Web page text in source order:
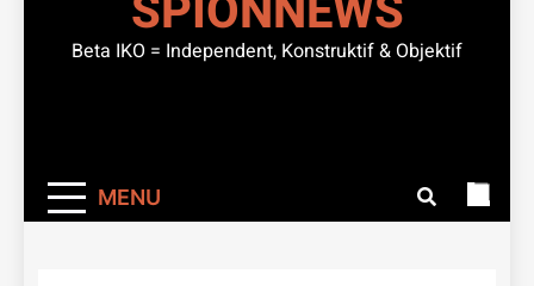
Beta IKO = Independent, Konstruktif & Objektif
MENU